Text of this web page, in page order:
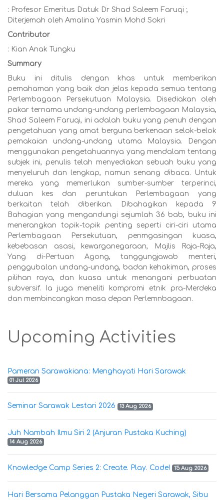
: Profesor Emeritus Datuk Dr Shad Saleem Faruqi ;
Diterjemah oleh Amalina Yasmin Mohd Sokri
Contributor
: Kian Anak Tungku
Summary
Buku ini ditulis dengan khas untuk memberikan
pemahaman yang baik dan jelas kepada semua tentang
Perlembagaan Persekutuan Malaysia. Disediakan oleh
pakar ternama undang-undang perlembagaan Malaysia,
Shad Saleem Faruqi, ini adalah buku yang penuh dengan
pengetahuan yang amat berguna berkenaan selok-belok
pemakaian undang-undang utama Malaysia. Dengan
menggunakan pengetahuannya yang mendalam tentang
subjek ini, penulis telah menyediakan sebuah buku yang
menyeluruh dan lengkap, namun senang dibaca. Untuk
mereka yang memerlukan sumber-sumber terperinci,
duluan kes dan peruntukan Perlembagaan yang
berkaitan telah diberikan. Dibahagikan kepada 9
Bahagian yang mengandungi sejumlah 36 bab, buku ini
menerangkan topik-topik penting seperti ciri-ciri utama
Perlembagaan Persekutuan, penmgasingan kuasa,
kebebasan asasi, kewarganegaraan, Majlis Raja-Raja,
Yang di-Pertuan Agong, tanggungjawab menteri,
penggubalan undang-undang, badan kehakiman, proses
pilihan raya, dan kuasa untuk menangani perbuatan
subversif. Ia juga meneliti kompromi etnik pra-Merdeka
dan membincangkan masa depan Perlemnbagaan.
Upcoming Activities
Pameran Sarawakiana: Menghayati Hari Sarawak
01 Jul 2026
Seminar Sarawak Lestari 2026 13 Aug 2026
Juh Nambah Ilmu Siri 2 (Anjuran Pustaka Kuching)
14 Aug 2026
Knowledge Camp Series 2: Create. Play. Code! 15 Aug 2026
Hari Bersama Pelanggan Pustaka Negeri Sarawak, Sibu